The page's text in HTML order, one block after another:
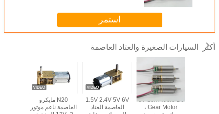
استمر
أكثر السيارات الصغيرة والعتاد العاصمة
N20 مايكرو
العاصمة ناعم موتور
1.5V 2.4V 5V 6V
العاصمة العتاد
5V 10m Micro Dc
Gear Motor ،